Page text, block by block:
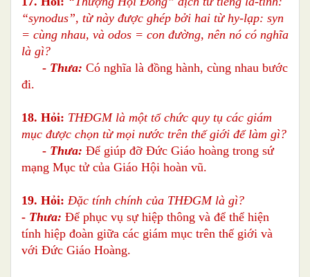
“synodus”, từ này được ghép bởi hai từ hy-lạp: syn
= cùng nhau, và odos = con đường, nên nó có nghĩa
là gì?
- Thưa: Có nghĩa là đồng hành, cùng nhau bước
đi.
18. Hỏi: THĐGM là một tổ chức quy tụ các giám
mục được chọn từ mọi nước trên thế giới để làm gì?
- Thưa: Để giúp đỡ Đức Giáo hoàng trong sứ
mạng Mục tử của Giáo Hội hoàn vũ.
19. Hỏi: Đặc tính chính của THĐGM là gì?
- Thưa: Để phục vụ sự hiệp thông và để thể hiện
tính hiệp đoàn giữa các giám mục trên thế giới và
với Đức Giáo Hoàng.